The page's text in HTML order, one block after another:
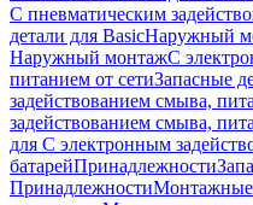
С пневматическим
детали для BasicНаружный
Наружный монтажС
питанием от сетиЗапасные
задействованием смыва,
задействованием смыва,
для С электронным
батарейПринадлежности
ПринадлежностиМонтажные